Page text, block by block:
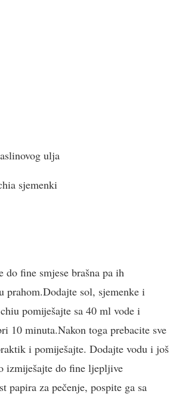
ulja
sjemenki
do fine smjese brašna pa ih
prahom.Dodajte sol, sjemenke i
pomiješajte sa 40 ml vode i
10 minuta.Nakon toga prebacite sve
i pomiješajte. Dodajte vodu i još
izmiješajte do fine ljepljive
papira za pečenje, pospite ga sa